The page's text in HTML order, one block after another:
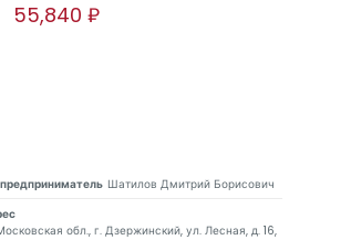
55,840 ₽
Шатилов Дмитрий Борисович
обл., г. Дзержинский, ул. Лесная, д. 16,